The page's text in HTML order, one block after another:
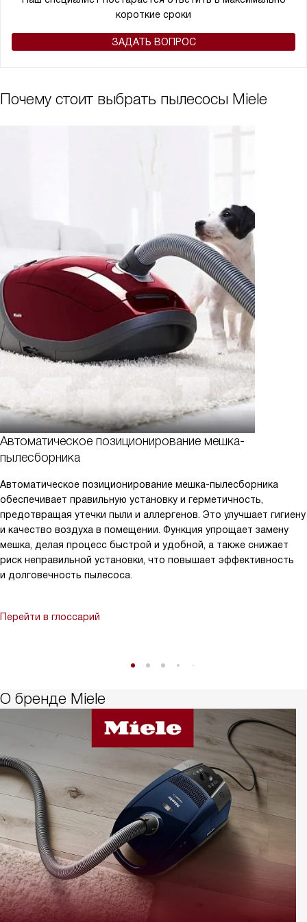
короткие сроки
ЗАДАТЬ ВОПРОС
Почему стоит выбрать пылесосы Miele
Автоматическое позиционирование мешка-
пылесборника
Автоматическое позиционирование мешка-пылесборника
обеспечивает правильную установку и герметичность,
предотвращая утечки пыли и аллергенов. Это улучшает гигиену
и качество воздуха в помещении. Функция упрощает замену
мешка, делая процесс быстрой и удобной, а также снижает
риск неправильной установки, что повышает эффективность
и долговечность пылесоса.
Перейти в глоссарий
О бренде Miele